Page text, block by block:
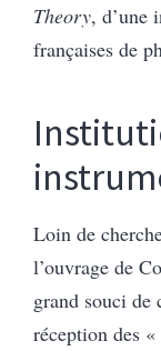
Theory, d’une
françaises de
Loin de
l’ouvrage de
grand souci de
réception des